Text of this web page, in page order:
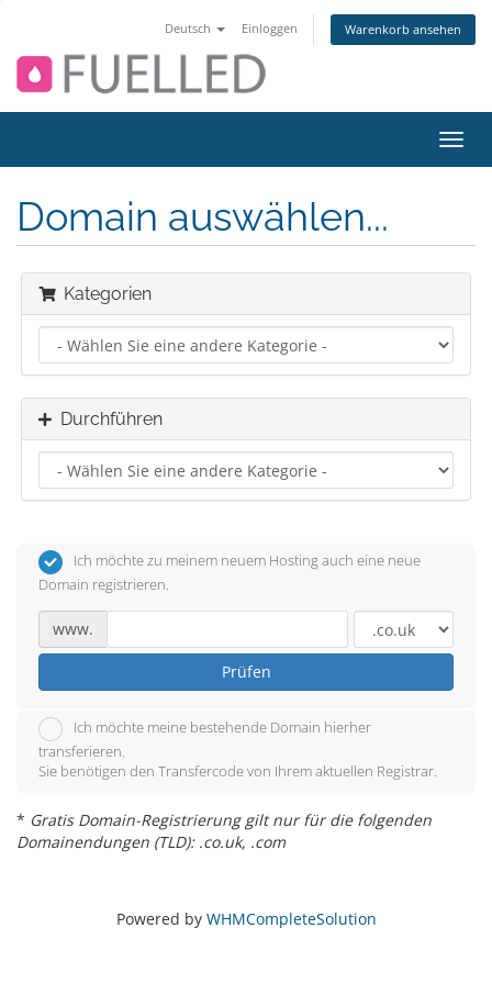
Deutsch Einloggen Warenkorb ansehen
ein-/
Domain auswählen...
Kategorien
Durchführen
Ich möchte zu meinem neuem Hosting auch eine neue
Domain registrieren.
www.
Prüfen
Ich möchte meine bestehende Domain hierher
transferieren.
Sie benötigen den Transfercode von Ihrem aktuellen Registrar.
* Gratis Domain-Registrierung gilt nur für die folgenden
Domainendungen (TLD): .co.uk, .com
Powered by WHMCompleteSolution